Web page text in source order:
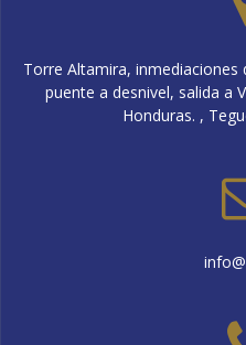
Torre Altamira, inmediaciones
puente a desnivel, salida a
Honduras. ,